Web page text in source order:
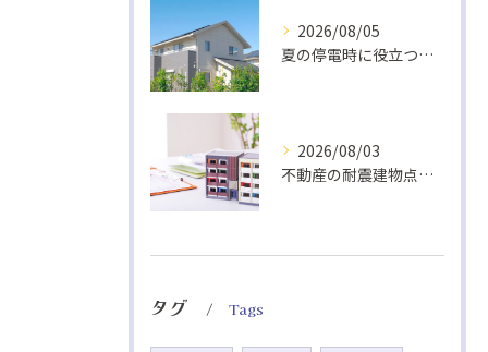
2026/08/05
夏の停電時に役立つ非常食と快適グッズ
2026/08/03
不動産の耐震建物点検基準解説
タグ Tags